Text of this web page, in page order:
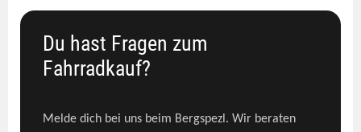
Du hast Fragen zum
Fahrradkauf?
Melde dich bei uns beim Bergspezl. Wir beraten